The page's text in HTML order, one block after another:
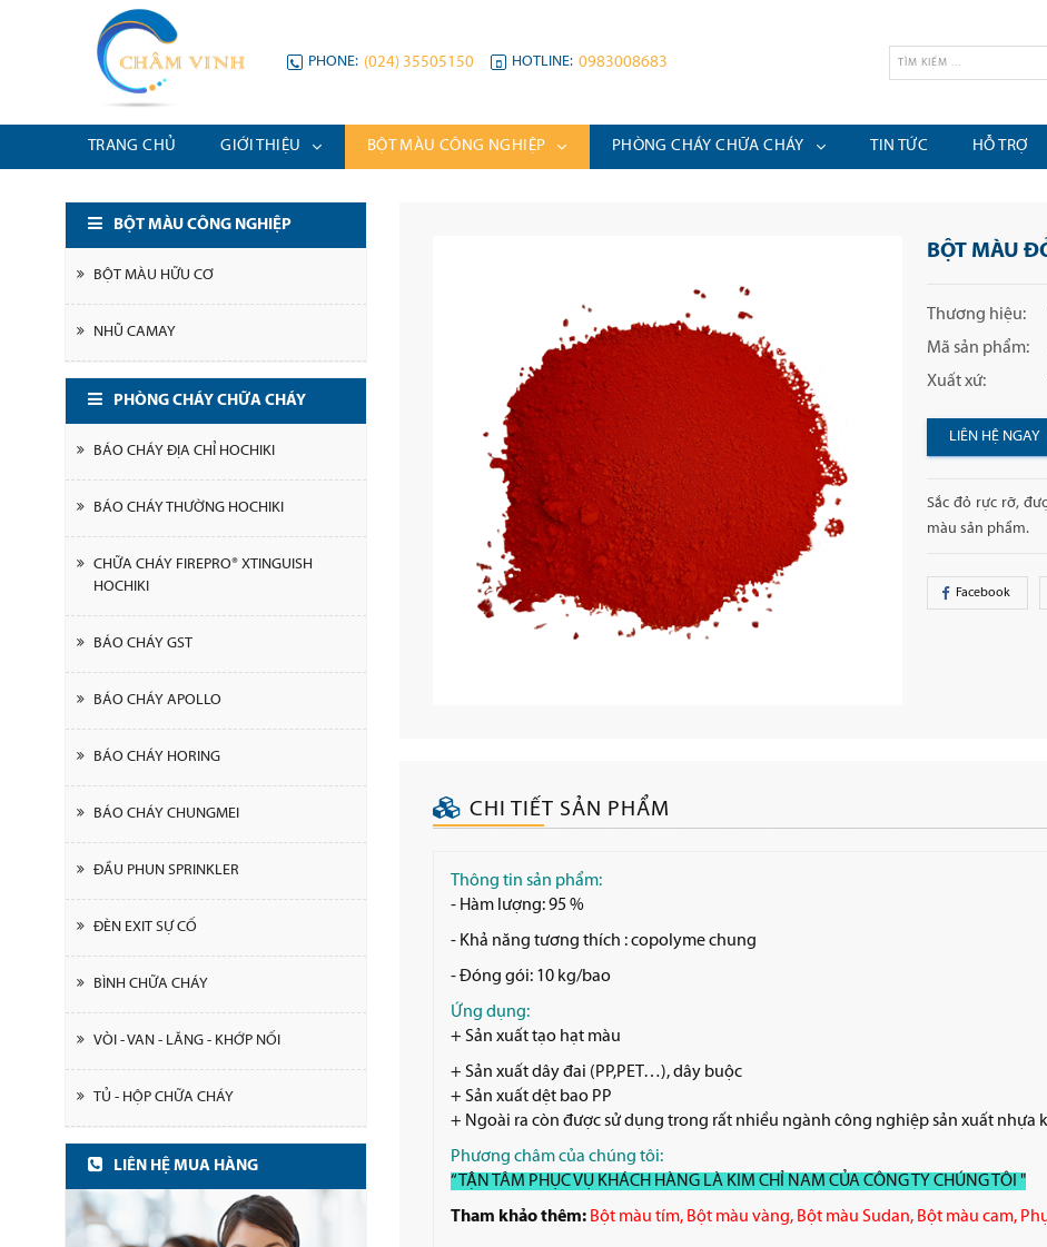
PHONE: (024) 35505150 HOTLINE: 0983008683
TRANG CHỦ GIỚI THIỆU BỘT MÀU CÔNG NGHIỆP PHÒNG CHÁY CHỮA CHÁY TIN TỨC HỖ TRỢ
BỘT MÀU CÔNG NGHIỆP
BỘT MÀU HỮU CƠ
NHŨ CAMAY
PHÒNG CHÁY CHỮA CHÁY
BÁO CHÁY ĐỊA CHỈ HOCHIKI
BÁO CHÁY THƯỜNG HOCHIKI
CHỮA CHÁY FIREPRO® XTINGUISH
HOCHIKI
BÁO CHÁY GST
BÁO CHÁY APOLLO
BÁO CHÁY HORING
BÁO CHÁY CHUNGMEI
ĐẦU PHUN SPRINKLER
ĐÈN EXIT SỰ CỐ
BÌNH CHỮA CHÁY
VÒI - VAN - LĂNG - KHỚP NỐI
TỦ - HỘP CHỮA CHÁY
LIÊN HỆ MUA HÀNG
BỘT MÀU
Thương hiệu:
Mã sản phẩm:
Xuất xứ:
LIÊN HỆ NGAY
Sắc đỏ rực rỡ,
màu sản phẩm.
Facebook
CHI TIẾT SẢN PHẨM
Thông tin sản phẩm:
- Hàm lượng: 95 %
- Khả năng tương thích : copolyme chung
- Đóng gói: 10 kg/bao
Ứng dụng:
+ Sản xuất tạo hạt màu
+ Sản xuất dây đai (PP,PET…), dây buộc
+ Sản xuất dệt bao PP
+ Ngoài ra còn được sử dụng trong rất nhiều ngành công nghiệp sản xuất nhựa
Phương châm của chúng tôi:
“TẬN TÂM PHỤC VỤ KHÁCH HÀNG LÀ KIM CHỈ NAM CỦA CÔNG TY CHÚNG TÔI "
Tham khảo thêm: Bột màu tím, Bột màu vàng, Bột màu Sudan, Bột màu cam,